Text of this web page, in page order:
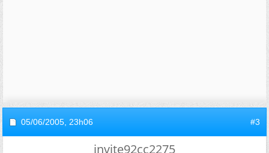
05/06/2005, 23h06 #3
invite92cc2275